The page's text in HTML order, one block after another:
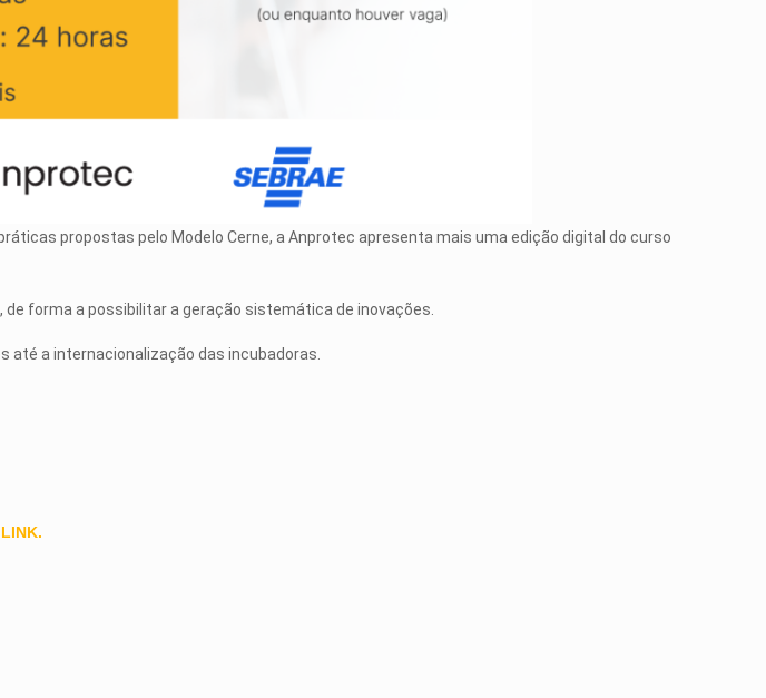
propostas pelo Modelo Cerne, a Anprotec apresenta mais uma edição digital do curso
forma a possibilitar a geração sistemática de inovações.
até a internacionalização das incubadoras.